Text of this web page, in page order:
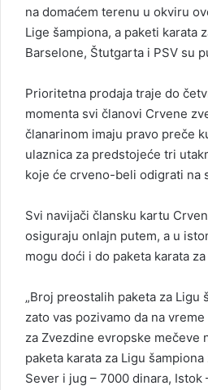
na domaćem terenu u okviru
Lige šampiona, a paketi karata
Barselone, Štutgarta i PSV su
Prioritetna prodaja traje do
momenta svi članovi Crvene
članarinom imaju pravo preče
ulaznica za predstojeće tri
koje će crveno-beli odigrati na
Svi navijači člansku kartu
osiguraju onlajn putem, a u
mogu doći i do paketa karata
„Broj preostalih paketa za Ligu
zato vas pozivamo da na
za Zvezdine evropske mečeve
paketa karata za Ligu
Sever i jug – 7000 dinara, Istok